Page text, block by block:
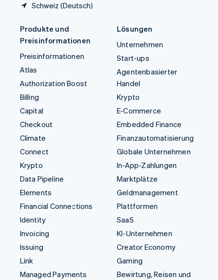
Schweiz (Deutsch)
Produkte und
Preisinformationen
Preisinformationen
Atlas
Authorization Boost
Billing
Capital
Checkout
Climate
Connect
Krypto
Data Pipeline
Elements
Financial Connections
Identity
Invoicing
Issuing
Link
Managed Payments
Lösungen
Unternehmen
Start-ups
Agentenbasierter
Handel
Krypto
E-Commerce
Embedded Finance
Finanzautomatisierung
Globale Unternehmen
In-App-Zahlungen
Marktplätze
Geldmanagement
Plattformen
SaaS
KI-Unternehmen
Creator Economy
Gaming
Bewirtung, Reisen und